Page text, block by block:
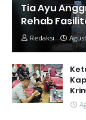
Tia Ayu
Rehab
Redaksi